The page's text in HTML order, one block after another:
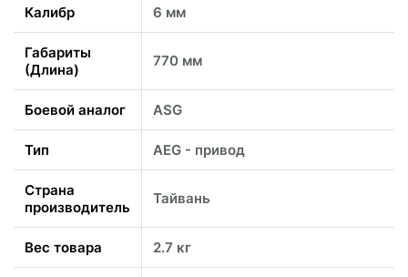
Калибр 6 мм
Габариты
(Длина)
770 мм
Боевой аналог ASG
Тип AEG - привод
Страна
производитель
Тайвань
Вес товара 2.7 кг